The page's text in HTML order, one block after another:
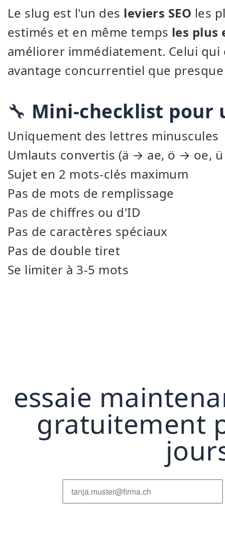
Le slug est l'un des leviers SEO les
estimés et en même temps les plus
améliorer immédiatement. Celui
avantage concurrentiel que
🔧 Mini-checklist pour
Uniquement des lettres minuscules
Umlauts convertis (ä → ae, ö → oe,
Sujet en 2 mots-clés maximum
Pas de mots de remplissage
Pas de chiffres ou d'ID
Pas de caractères spéciaux
Pas de double tiret
Se limiter à 3-5 mots
essaie
gratuitement